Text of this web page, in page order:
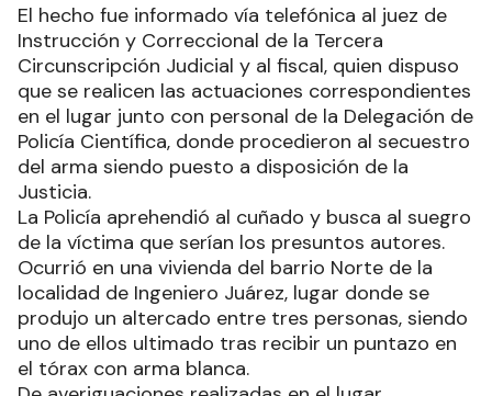
El hecho fue informado vía telefónica al juez de
Instrucción y Correccional de la Tercera
Circunscripción Judicial y al fiscal, quien dispuso
que se realicen las actuaciones correspondientes
en el lugar junto con personal de la Delegación de
Policía Científica, donde procedieron al secuestro
del arma siendo puesto a disposición de la
Justicia.
La Policía aprehendió al cuñado y busca al suegro
de la víctima que serían los presuntos autores.
Ocurrió en una vivienda del barrio Norte de la
localidad de Ingeniero Juárez, lugar donde se
produjo un altercado entre tres personas, siendo
uno de ellos ultimado tras recibir un puntazo en
el tórax con arma blanca.